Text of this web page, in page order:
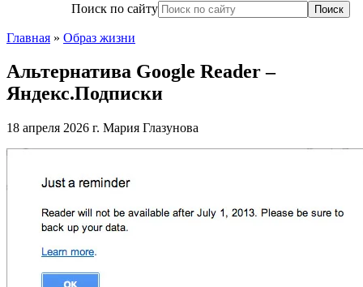
Поиск по сайту
Главная » Образ жизни
Альтернатива Google Reader –
Яндекс.Подписки
18 апреля 2026 г. Мария Глазунова